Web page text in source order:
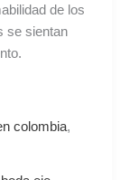
de los
se sientan
colombia,